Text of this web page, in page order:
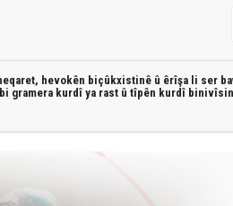
hevokên biçûkxistinê û êrîşa li ser
gramera kurdî ya rast û tîpên kurdî binivîsin